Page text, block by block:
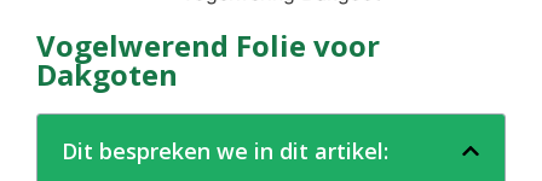
Vogelwerend Folie voor
Dakgoten
Dit bespreken we in dit artikel: